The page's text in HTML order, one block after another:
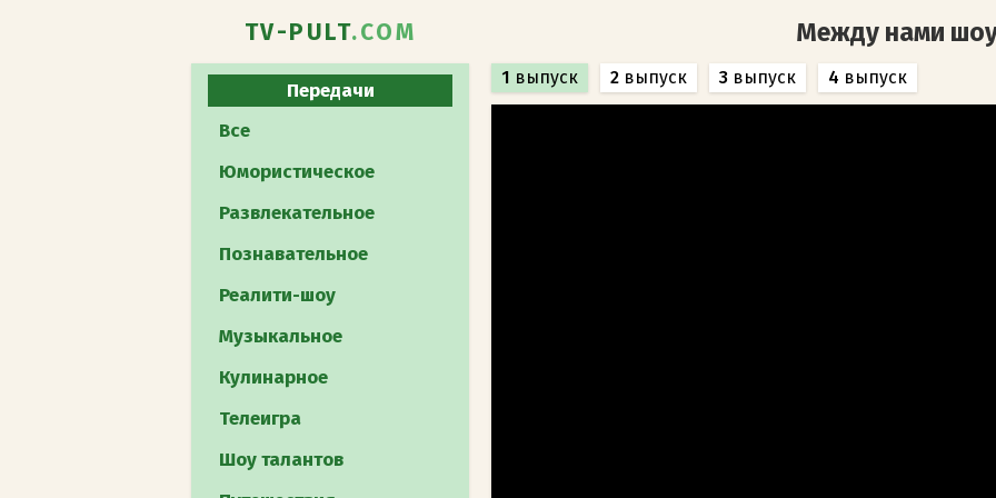
TV-PULT.COM
Передачи
Все
Юмористическое
Развлекательное
Познавательное
Реалити-шоу
Музыкальное
Кулинарное
Телеигра
Шоу талантов
Между нами
1 выпуск 2 выпуск 3 выпуск 4 выпуск